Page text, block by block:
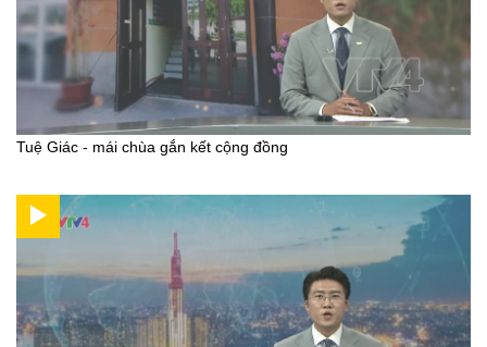
Tuệ Giác - mái chùa gắn kết cộng đồng